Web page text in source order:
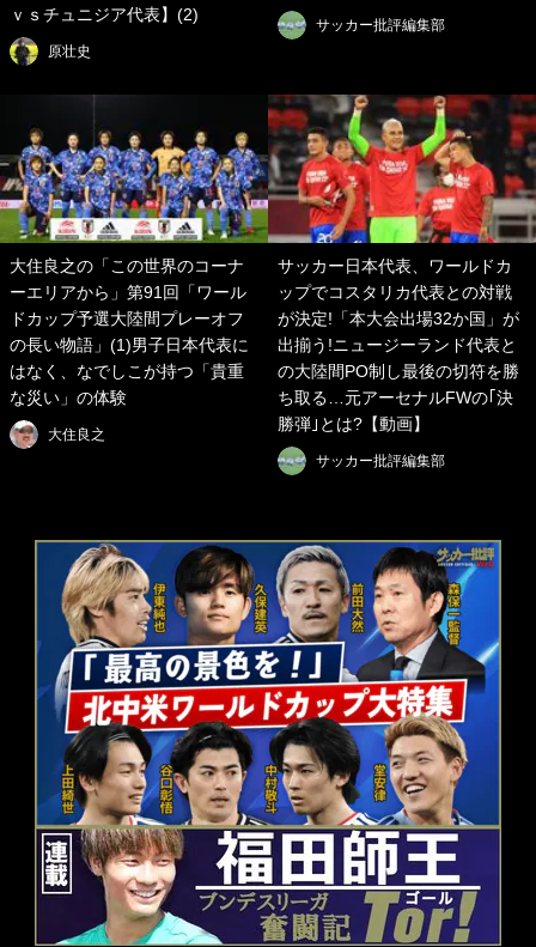
ｖｓチュニジア代表】(2)
原壮史
サッカー批評編集部
大住良之の「この世界のコーナ
ーエリアから」第91回「ワール
ドカップ予選大陸間プレーオフ
の長い物語」(1)男子日本代表に
はなく、なでしこが持つ「貴重
な災い」の体験
大住良之
サッカー日本代表、ワールドカ
ップでコスタリカ代表との対戦
が決定!「本大会出場32か国」が
出揃う!ニュージーランド代表と
の大陸間PO制し最後の切符を勝
ち取る…元アーセナルFWの｢決
勝弾｣とは?【動画】
サッカー批評編集部